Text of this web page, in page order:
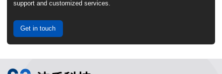
support and customized services.
Get in touch